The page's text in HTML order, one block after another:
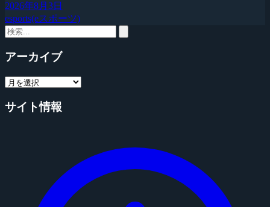
2026年8月3日
esports(eスポーツ)
アーカイブ
サイト情報